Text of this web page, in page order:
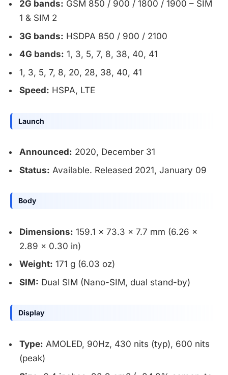
2G bands: GSM 850 / 900 / 1800 / 1900 – SIM
1 & SIM 2
3G bands: HSDPA 850 / 900 / 2100
4G bands: 1, 3, 5, 7, 8, 38, 40, 41
1, 3, 5, 7, 8, 20, 28, 38, 40, 41
Speed: HSPA, LTE
Launch
Announced: 2020, December 31
Status: Available. Released 2021, January 09
Body
Dimensions: 159.1 x 73.3 x 7.7 mm (6.26 x
2.89 x 0.30 in)
Weight: 171 g (6.03 oz)
SIM: Dual SIM (Nano-SIM, dual stand-by)
Display
Type: AMOLED, 90Hz, 430 nits (typ), 600 nits
(peak)